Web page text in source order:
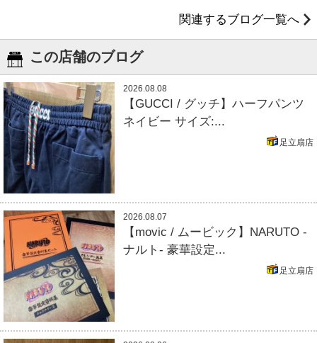
関連するブログ一覧へ
この店舗のブログ
2026.08.08
【GUCCI / グッチ】ハーフパンツ
ネイビー サイズ:...
足立扇店
2026.08.07
【movic / ムービック】NARUTO -
ナルト- 豪華設定...
足立扇店